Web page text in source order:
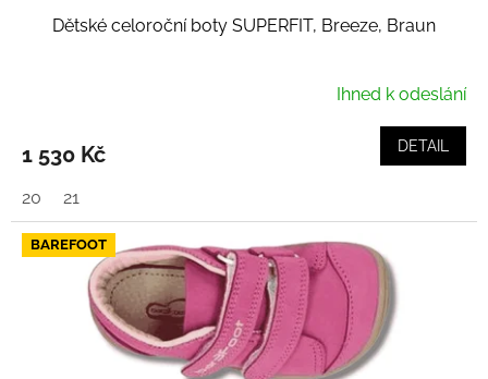
Dětské celoroční boty SUPERFIT, Breeze, Braun
Ihned k odeslání
1 530 Kč DETAIL
20 21
BAREFOOT